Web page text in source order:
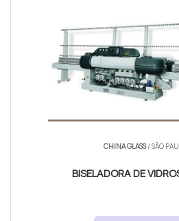
CHINA GLASS/ SÃO
BISELADORA DE